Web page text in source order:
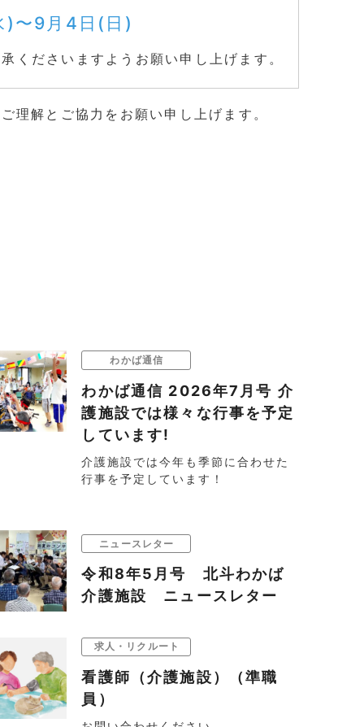
9月4日(日 )
くださいますようお願い申し上げます。
解とご協力をお願い申し上げます。
わかば通信
わかば通信 2026年7月号 介
護施設では様々な行事を予定
しています!
介護施設では今年も季節に合わせた
行事を予定しています！
ニュースレター
令和8年5月号 北斗わかば
介護施設 ニュースレター
求人・リクルート
看護師（介護施設）（準職
員）